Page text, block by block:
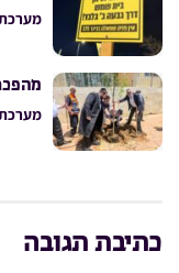
מערכת
מערכת
כתיבת תגובה